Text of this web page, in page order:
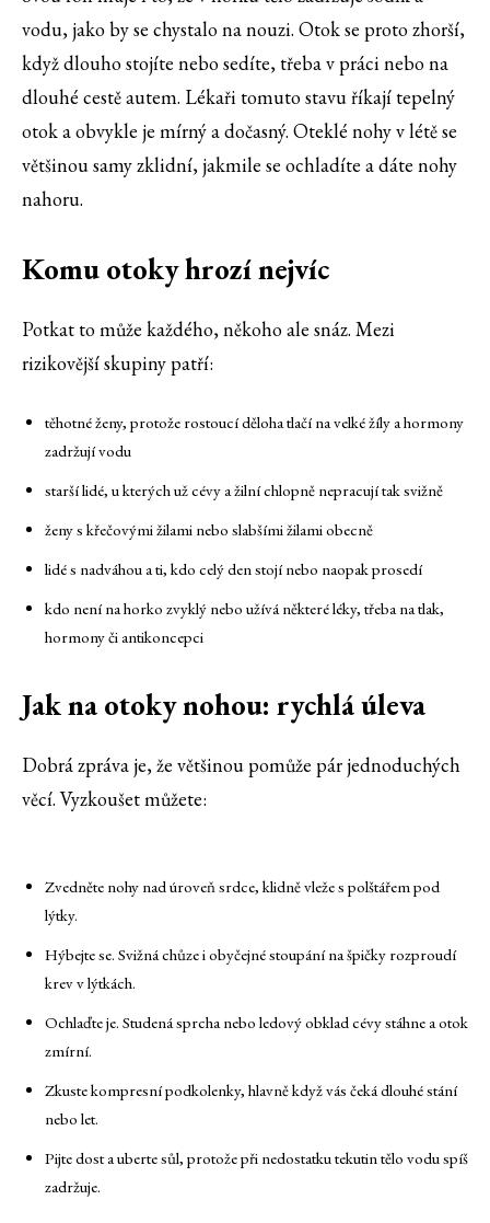
vodu, jako by se chystalo na nouzi. Otok se proto zhorší,
když dlouho stojíte nebo sedíte, třeba v práci nebo na
dlouhé cestě autem. Lékaři tomuto stavu říkají tepelný
otok a obvykle je mírný a dočasný. Oteklé nohy v létě se
většinou samy zklidní, jakmile se ochladíte a dáte nohy
nahoru.
Komu otoky hrozí nejvíc
Potkat to může každého, někoho ale snáz. Mezi
rizikovější skupiny patří:
těhotné ženy, protože rostoucí děloha tlačí na velké žíly a hormony
zadržují vodu
starší lidé, u kterých už cévy a žilní chlopně nepracují tak svižně
ženy s křečovými žilami nebo slabšími žilami obecně
lidé s nadváhou a ti, kdo celý den stojí nebo naopak prosedí
kdo není na horko zvyklý nebo užívá některé léky, třeba na tlak,
hormony či antikoncepci
Jak na otoky nohou: rychlá úleva
Dobrá zpráva je, že většinou pomůže pár jednoduchých
věcí. Vyzkoušet můžete:
Zvedněte nohy nad úroveň srdce, klidně vleže s polštářem pod
lýtky.
Hýbejte se. Svižná chůze i obyčejné stoupání na špičky rozproudí
krev v lýtkách.
Ochlaďte je. Studená sprcha nebo ledový obklad cévy stáhne a otok
zmírní.
Zkuste kompresní podkolenky, hlavně když vás čeká dlouhé stání
nebo let.
Pijte dost a uberte sůl, protože při nedostatku tekutin tělo vodu spíš
zadržuje.